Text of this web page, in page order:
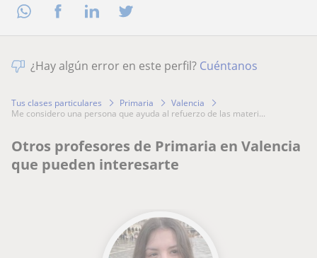
¿Hay algún error en este perfil? Cuéntanos
Tus clases particulares Primaria
Valencia
me considero una persona que ayuda al refuerzo de las materi...
Otros profesores de Primaria en Valencia
que pueden interesarte